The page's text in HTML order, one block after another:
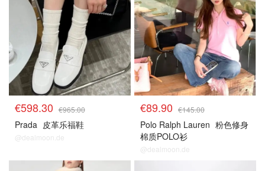
€598.30 €965.00
Prada 皮革乐福鞋
@dealmoon.de
€89.90 €145.00
Polo Ralph Lauren 粉色修身
棉质POLO衫
@dealmoon.de